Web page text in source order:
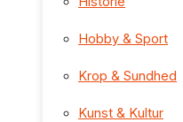
Hobby & Sport
Krop & Sundhed
Kunst & Kultur